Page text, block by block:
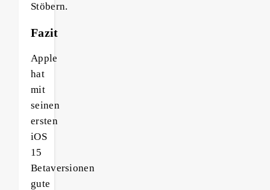
Stöbern.
Fazit
Apple
hat
mit
seinen
ersten
iOS
15
Betaversionen
gute